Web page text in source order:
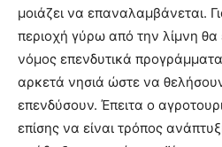
μοιάζει να επαναλαμβάνεται.
περιοχή γύρω από την λίμνη θα
νόμος επενδυτικά
αρκετά νησιά ώστε να
επενδύσουν. Έπειτα ο
επίσης να είναι τρόπος